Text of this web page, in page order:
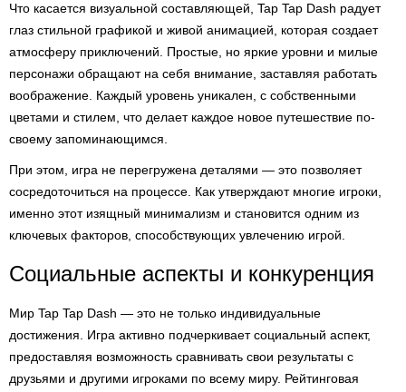
Что касается визуальной составляющей, Tap Tap Dash радует
глаз стильной графикой и живой анимацией, которая создает
атмосферу приключений. Простые, но яркие уровни и милые
персонажи обращают на себя внимание, заставляя работать
воображение. Каждый уровень уникален, с собственными
цветами и стилем, что делает каждое новое путешествие по-
своему запоминающимся.
При этом, игра не перегружена деталями — это позволяет
сосредоточиться на процессе. Как утверждают многие игроки,
именно этот изящный минимализм и становится одним из
ключевых факторов, способствующих увлечению игрой.
Социальные аспекты и конкуренция
Мир Tap Tap Dash — это не только индивидуальные
достижения. Игра активно подчеркивает социальный аспект,
предоставляя возможность сравнивать свои результаты с
друзьями и другими игроками по всему миру. Рейтинговая